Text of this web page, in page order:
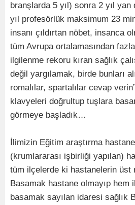
branşlarda 5 yıl) sonra 2 yıl yan
yıl profesörlük maksimum 23
insanı çıldırtan nöbet, insanca
tüm Avrupa ortalamasından
ilgilenme rekoru kıran sağlık
değil yargılamak, birde bunları
romalılar, spartalılar cevap
klavyeleri doğrultup tuşlara
görmeye başladık…
İlimizin Eğitim araştırma
(krumlararası işbirliği yapılan)
tüm ilçelerde ki hastanelerin üst
Basamak hastane olmayıp hem
basamak sayılan idaresi sağlık